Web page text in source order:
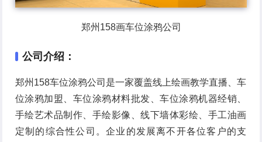
郑州158画车位涂鸦公司
公司介绍：
郑州158车位涂鸦公司是一家覆盖线上绘画教学直播、车
位涂鸦加盟、车位涂鸦材料批发、车位涂鸦机器经销、
手绘艺术品制作、手绘影像、线下墙体彩绘、手工油画
定制的综合性公司。企业的发展离不开各位客户的支